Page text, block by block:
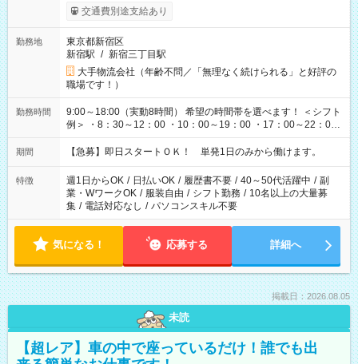
交通費別途支給あり
勤務地
東京都新宿区
新宿駅 / 新宿三丁目駅
大手物流会社（年齢不問／「無理なく続けられる」と好評の
職場です！）
勤務時間
9:00～18:00（実動8時間） 希望の時間帯を選べます！ ＜シフト
例＞ ・8：30～12：00 ・10：00～19：00 ・17：00～22：00
・13：00～22：00 ・22：00～翌6：00 など
期間 【急募】即日スタートＯＫ！ 単発1日のみから働けます。
特徴 週1日からOK / 日払いOK / 履歴書不要 / 40～50代活躍中 / 副
業・WワークOK / 服装自由 / シフト勤務 / 10名以上の大量募
集 / 電話対応なし / パソコンスキル不要
気になる！ 応募する 詳細へ
掲載日：2026.08.05
未読
【超レア】車の中で座っているだけ！誰でも出